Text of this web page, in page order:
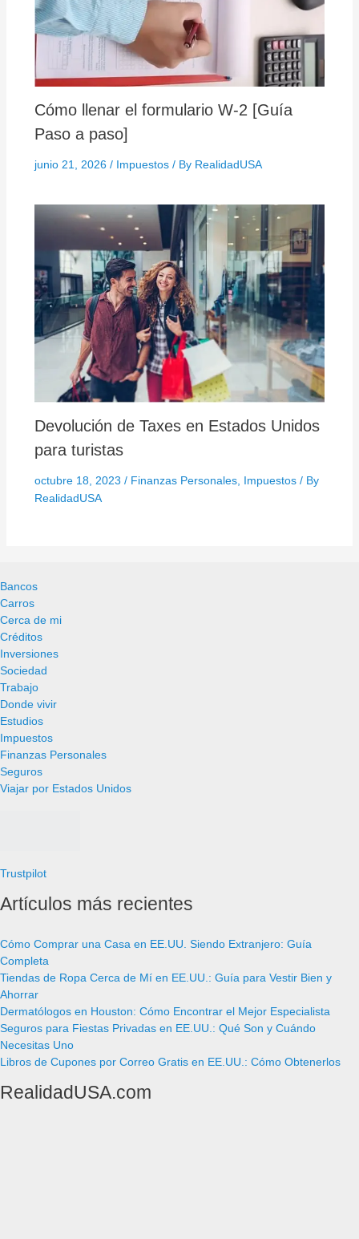
Cómo llenar el formulario W-2 [Guía
Paso a paso]
junio 21, 2026 / Impuestos/ By RealidadUSA
Devolución de Taxes en Estados Unidos
para turistas
octubre 18, 2023 / Finanzas Personales, Impuestos/ By
RealidadUSA
Bancos
Carros
Cerca de mi
Créditos
Inversiones
Sociedad
Trabajo
Donde vivir
Estudios
Impuestos
Finanzas Personales
Seguros
Viajar por Estados Unidos
Trustpilot
Artículos más recientes
Cómo Comprar una Casa en EE.UU. Siendo Extranjero: Guía
Completa
Tiendas de Ropa Cerca de Mí en EE.UU.: Guía para Vestir Bien y
Ahorrar
Dermatólogos en Houston: Cómo Encontrar el Mejor Especialista
Seguros para Fiestas Privadas en EE.UU.: Qué Son y Cuándo
Necesitas Uno
Libros de Cupones por Correo Gratis en EE.UU.: Cómo Obtenerlos
RealidadUSA.com